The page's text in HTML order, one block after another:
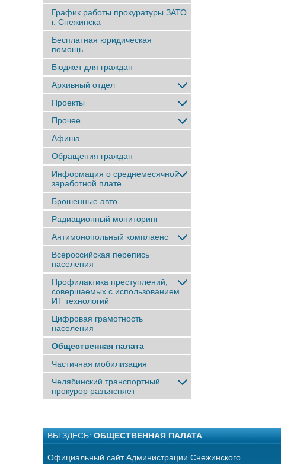
График работы прокуратуры ЗАТО
г. Снежинска
Бесплатная юридическая
помощь
Бюджет для граждан
Архивный отдел
Проекты
Прочее
Афиша
Обращения граждан
Информация о среднемесячной
заработной плате
Брошенные авто
Радиационный мониторинг
Антимонопольный комплаенс
Всероссийская перепись
населения
Профилактика преступлений,
совершаемых с использованием
ИТ технологий
Цифровая грамотность
населения
Общественная палата
Частичная мобилизация
Челябинский транспортный
прокурор разъясняет
ВЫ ЗДЕСЬ: ОБЩЕСТВЕННАЯ ПАЛАТА
Официальный сайт Администрации Снежинского